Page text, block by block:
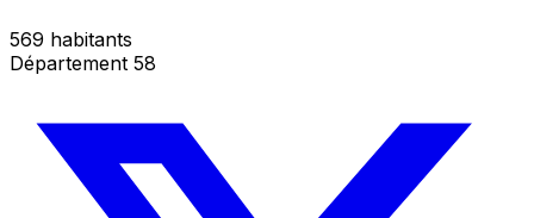
569 habitants
Département 58